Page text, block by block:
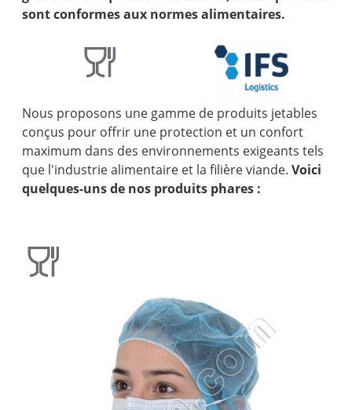
sont conformes aux normes alimentaires.
Nous proposons une gamme de produits jetables
conçus pour offrir une protection et un confort
maximum dans des environnements exigeants tels
que l'industrie alimentaire et la filière viande.Voici
quelques-uns de nos produits phares :